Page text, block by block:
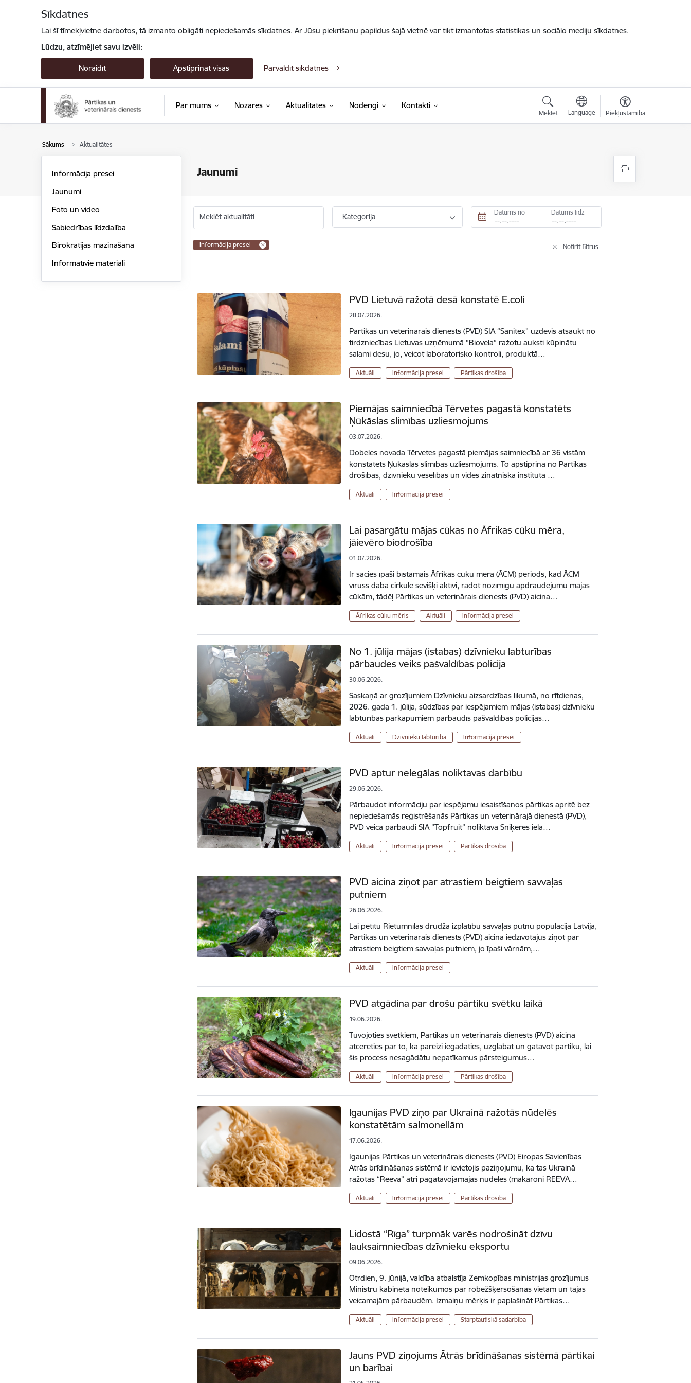
Sīkdatnes
Lai šī tīmekļvietne darbotos, tā izmanto obligāti nepieciešamās sīkdatnes. Ar Jūsu piekrišanu papildus šajā vietnē var tikt izmantotas statistikas un sociālo mediju sīkdatnes.
Lūdzu, atzīmējiet savu izvēli:
Noraidīt Apstiprināt visas Pārvaldīt sīkdatnes
Par mums Nozares Aktualitātes Noderīgi Kontakti
Meklēt Language Piekļūstamība
Sākums Aktualitātes
Jaunumi
Informācija presei
Jaunumi
Foto un video
Sabiedrības līdzdalība
Birokrātijas mazināšana
Informatīvie materiāli
Meklēt aktualitāti Kategorija Datums no Datums līdz
Informācija presei Notīrīt filtrus
PVD Lietuvā ražotā desā konstatē E.coli
28.07.2026.
Pārtikas un veterinārais dienests (PVD) SIA “Sanitex” uzdevis atsaukt no
tirdzniecības Lietuvas uzņēmumā “Biovela” ražotu auksti kūpinātu
salami desu, jo, veicot laboratorisko kontroli, produktā…
Aktuāli Informācija presei Pārtikas drošība
Piemājas saimniecībā Tērvetes pagastā konstatēts
Ņūkāslas slimības uzliesmojums
03.07.2026.
Dobeles novada Tērvetes pagastā piemājas saimniecībā ar 36 vistām
konstatēts Ņūkāslas slimības uzliesmojums. To apstiprina no Pārtikas
drošības, dzīvnieku veselības un vides zinātniskā institūta …
Aktuāli Informācija presei
Lai pasargātu mājas cūkas no Āfrikas cūku mēra,
jāievēro biodrošība
01.07.2026.
Ir sācies īpaši bīstamais Āfrikas cūku mēra (ĀCM) periods, kad ĀCM
vīruss dabā cirkulē sevišķi aktīvi, radot nozīmīgu apdraudējumu mājas
cūkām, tādēļ Pārtikas un veterinārais dienests (PVD) aicina…
Āfrikas cūku mēris Aktuāli Informācija presei
No 1. jūlija mājas (istabas) dzīvnieku labturības
pārbaudes veiks pašvaldības policija
30.06.2026.
Saskaņā ar grozījumiem Dzīvnieku aizsardzības likumā, no rītdienas,
2026. gada 1. jūlija, sūdzības par iespējamiem mājas (istabas) dzīvnieku
labturības pārkāpumiem pārbaudīs pašvaldības policijas…
Aktuāli Dzīvnieku labturība Informācija presei
PVD aptur nelegālas noliktavas darbību
29.06.2026.
Pārbaudot informāciju par iespējamu iesaistīšanos pārtikas apritē bez
nepieciešamās reģistrēšanās Pārtikas un veterinārajā dienestā (PVD),
PVD veica pārbaudi SIA "Topfruit" noliktavā Sniķeres ielā…
Aktuāli Informācija presei Pārtikas drošība
PVD aicina ziņot par atrastiem beigtiem savvaļas
putniem
26.06.2026.
Lai pētītu Rietumnīlas drudža izplatību savvaļas putnu populācijā Latvijā,
Pārtikas un veterinārais dienests (PVD) aicina iedzīvotājus ziņot par
atrastiem beigtiem savvaļas putniem, jo īpaši vārnām,…
Aktuāli Informācija presei
PVD atgādina par drošu pārtiku svētku laikā
19.06.2026.
Tuvojoties svētkiem, Pārtikas un veterinārais dienests (PVD) aicina
atcerēties par to, kā pareizi iegādāties, uzglabāt un gatavot pārtiku, lai
šis process nesagādātu nepatīkamus pārsteigumus…
Aktuāli Informācija presei Pārtikas drošība
Igaunijas PVD ziņo par Ukrainā ražotās nūdelēs
konstatētām salmonellām
17.06.2026.
Igaunijas Pārtikas un veterinārais dienests (PVD) Eiropas Savienības
Ātrās brīdināšanas sistēmā ir ievietojis paziņojumu, ka tas Ukrainā
ražotās “Reeva” ātri pagatavojamajās nūdelēs (makaroni REEVA…
Aktuāli Informācija presei Pārtikas drošība
Lidostā “Rīga” turpmāk varēs nodrošināt dzīvu
lauksaimniecības dzīvnieku eksportu
09.06.2026.
Otrdien, 9. jūnijā, valdība atbalstīja Zemkopības ministrijas grozījumus
Ministru kabineta noteikumos par robežšķērsošanas vietām un tajās
veicamajām pārbaudēm. Izmaiņu mērķis ir paplašināt Pārtikas…
Aktuāli Informācija presei Starptautiskā sadarbība
Jauns PVD ziņojums Ātrās brīdināšanas sistēmā pārtikai
un barībai